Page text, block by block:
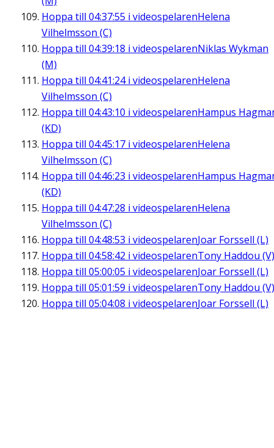
Hoppa till 04:37:55 i videospelarenHelena
Vilhelmsson (C)
Hoppa till 04:39:18 i videospelarenNiklas Wykman
(M)
Hoppa till 04:41:24i videospelarenHelena
Vilhelmsson (C)
Hoppa till 04:43:10 i videospelarenHampus
(KD)
Hoppa till 04:45:17 i videospelarenHelena
Vilhelmsson (C)
Hoppa till 04:46:23 i videospelarenHampus
(KD)
Hoppa till 04:47:28 i videospelarenHelena
Vilhelmsson (C)
Hoppa till 04:48:53 i videospelarenJoar Forssell (L)
Hoppa till 04:58:42 i videospelarenTony Haddou (V)
Hoppa till 05:00:05 i videospelarenJoar Forssell (L)
Hoppa till 05:01:59 i videospelarenTony Haddou (V)
Hoppa till 05:04:08 i videospelarenJoar Forssell (L)